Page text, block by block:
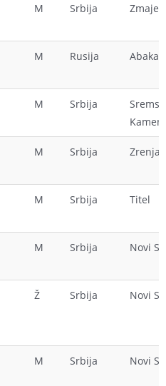
M Srbija
M Rusija Abakan
M Srbija
M Srbija
M Srbija Titel
M Srbija Novi
Ž Srbija Novi
M Srbija Novi